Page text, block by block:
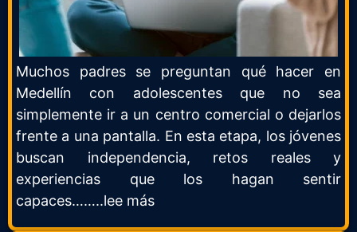
Muchos padres se preguntan qué hacer en
Medellín con adolescentes que no sea
simplemente ir a un centro comercial o dejarlos
frente a una pantalla. En esta etapa, los jóvenes
buscan independencia, retos reales y
experiencias que los hagan sentir
capaces……..lee más